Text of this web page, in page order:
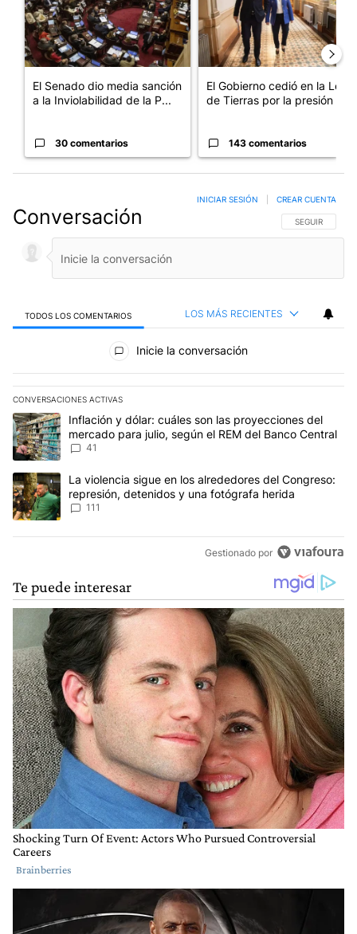
El Senado dio media sanción
a la Inviolabilidad de la P...
30 comentarios
El Gobierno cedió en la Ley
de Tierras por la presión d...
143 comentarios
Conversación SIGA ESTA
SEGUIR
INICIAR SESIÓN CREAR CUENTA
TODOS LOS COMENTARIOS LOS MÁS RECIENTES
Todos los comentarios
Inicie la conversación
CONVERSACIONES ACTIVAS
Este listado muestra los artículos con más comentarios en los
Un artículo de tendencia con el título "Inflación y dólar: cuáles
Inflación y dólar: cuáles son las proyecciones del
mercado para julio, según el REM del Banco Central
41
Un artículo de tendencia con el título "La violencia sigue en los
La violencia sigue en los alrededores del Congreso:
represión, detenidos y una fotógrafa herida
111
Gestionado por